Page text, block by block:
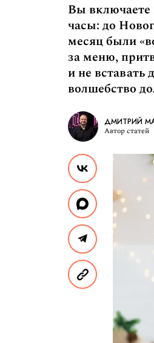
Вы включаете
часы: до
месяц были
за меню,
и не
волшебство
ДМИТРИЙ
Автор статей